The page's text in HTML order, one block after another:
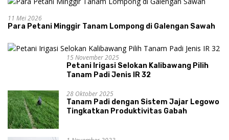
11 Mei 2026
Para Petani Minggir Tanam Lompong di Galengan Sawah
15 November 2025
Petani Irigasi Selokan Kalibawang Pilih
Tanam Padi Jenis IR 32
28 Oktober 2025
Tanam Padi dengan Sistem Jajar Legowo
Tingkatkan Produktivitas Gabah